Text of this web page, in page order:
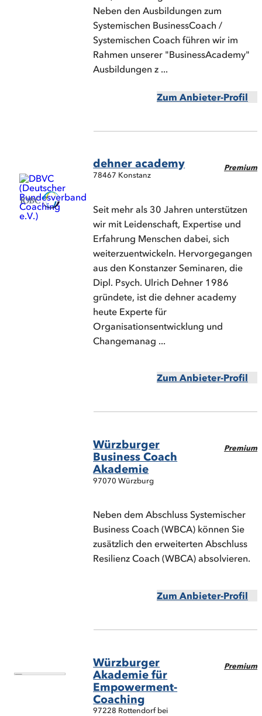
Neben den Ausbildungen zum
Systemischen BusinessCoach /
Systemischen Coach führen wir im
Rahmen unserer "BusinessAcademy"
Ausbildungen z ...
Zum Anbieter-Profil
Premium
dehner academy
78467 Konstanz
Seit mehr als 30 Jahren unterstützen
wir mit Leidenschaft, Expertise und
Erfahrung Menschen dabei, sich
weiterzuentwickeln. Hervorgegangen
aus den Konstanzer Seminaren, die
Dipl. Psych. Ulrich Dehner 1986
gründete, ist die dehner academy
heute Experte für
Organisationsentwicklung und
Changemanag ...
Zum Anbieter-Profil
Premium
Würzburger
Business Coach
Akademie
97070 Würzburg
Neben dem Abschluss Systemischer
Business Coach (WBCA) können Sie
zusätzlich den erweiterten Abschluss
Resilienz Coach (WBCA) absolvieren.
Zum Anbieter-Profil
Premium
Würzburger
Akademie für
Empowerment-
Coaching
97228 Rottendorf bei